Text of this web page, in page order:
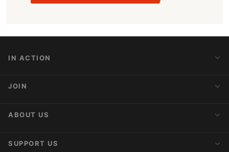
IN ACTION
Action Alerts
JOIN
Activist Network
ABOUT US
About AnimaNaturalis
SUPPORT US